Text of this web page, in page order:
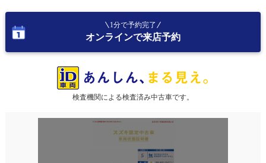
1分で予約完了
オンラインで来店予約
検査機関による検査済み中古車です。